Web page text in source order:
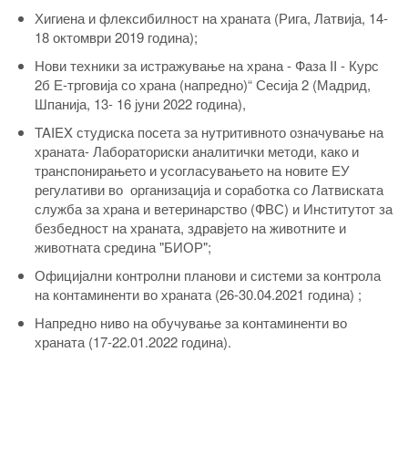
Хигиена и флексибилност на храната (Рига, Латвија, 14-
18 октомври 2019 година);
Нови техники за истражување на храна - Фаза II - Курс
2б Е-трговија со храна (напредно)“ Сесија 2 (Мадрид,
Шпанија, 13- 16 јуни 2022 година),
TAIEX студиска посета за нутритивното означување на
храната- Лабораториски аналитички методи, како и
транспонирањето и усогласувањето на новите ЕУ
регулативи во организација и соработка со Латвиската
служба за храна и ветеринарство (ФВС) и Институтот за
безбедност на храната, здравјето на животните и
животната средина "БИОР";
Официјални контролни планови и системи за контрола
на контаминенти во храната (26-30.04.2021 година) ;
Напредно ниво на обучување за контаминенти во
храната (17-22.01.2022 година).